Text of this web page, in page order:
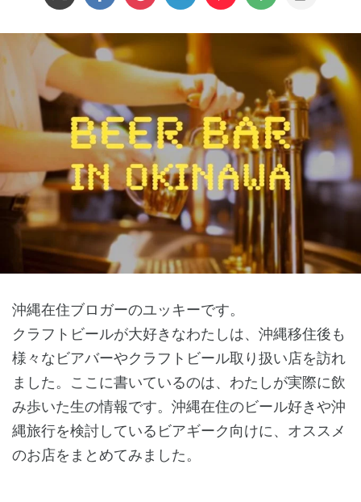
沖縄在住ブロガーのユッキーです。
クラフトビールが大好きなわたしは、沖縄移住後も
様々なビアバーやクラフトビール取り扱い店を訪れ
ました。ここに書いているのは、わたしが実際に飲
み歩いた生の情報です。沖縄在住のビール好きや沖
縄旅行を検討しているビアギーク向けに、オススメ
のお店をまとめてみました。